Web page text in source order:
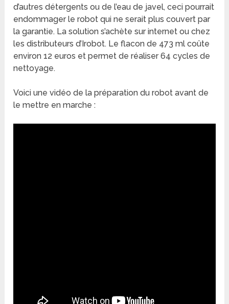
d’autres détergents ou de l’eau de javel, ceci pourrait
endommager le robot qui ne serait plus couvert par
la garantie. La solution s’achète sur internet ou chez
les distributeurs d’Irobot. Le flacon de 473 ml coûte
environ 12 euros et permet de réaliser 64 cycles de
nettoyage.
Voici une vidéo de la préparation du robot avant de
le mettre en marche :